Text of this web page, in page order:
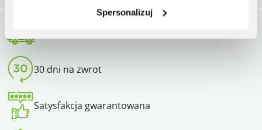
preferencje i wycofać zgodę. Więcej informacji
Spersonalizuj
30 dni na zwrot
Satysfakcja gwarantowana